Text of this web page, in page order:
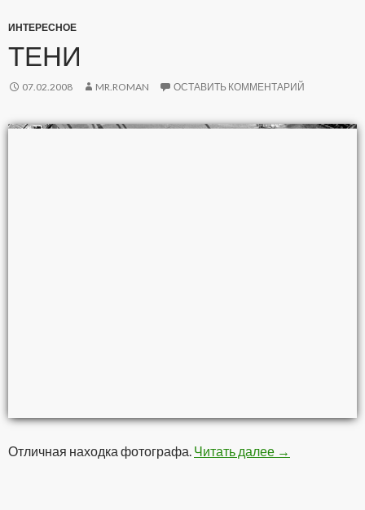
ИНТЕРЕСНОЕ
ТЕНИ
07.02.2008 MR.ROMAN ОСТАВИТЬ КОММЕНТАРИЙ
Отличная находка фотографа. Читать далее Тени
→